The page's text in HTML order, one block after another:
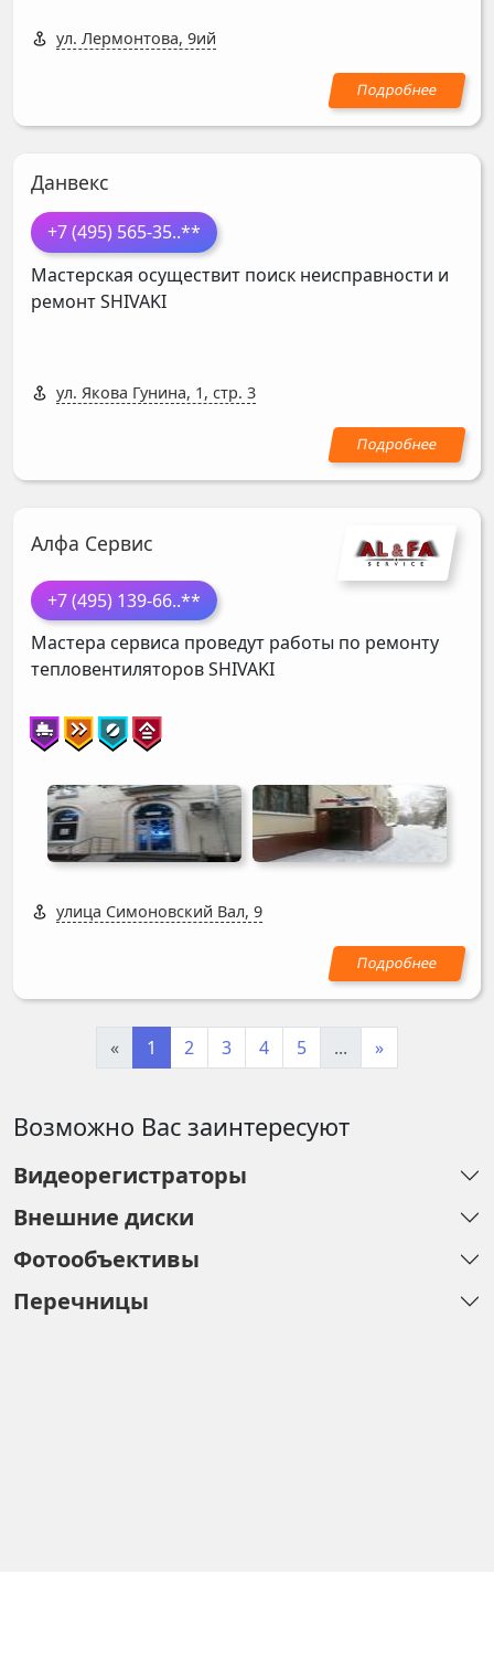
ул. Лермонтова, 9ий
Данвекс
+7 (495) 565-35..**
Мастерская осуществит поиск неисправности и
ремонтSHIVAKI
ул. Якова Гунина, 1, стр. 3
Алфа Сервис
+7 (495) 139-66..**
Мастера сервиса проведут работы по ремонту
тепловентиляторовSHIVAKI
улица Симоновский Вал, 9
« 1 2 3 4 5 ... »
Возможно Вас заинтересуют
Видеорегистраторы
Внешние диски
Фотообъективы
Перечницы